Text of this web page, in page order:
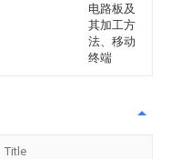
电路板及
其加工方
法、移动
终端
Title